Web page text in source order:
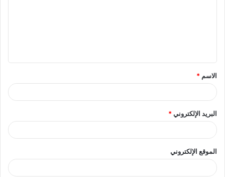
ق
*
الاسم *
البريد الإلكتروني*
الموقع الإلكتروني